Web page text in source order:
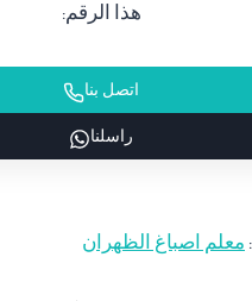
هذا الرقم:
اتصل بنا
راسلنا
معلم اصباغ الظهران